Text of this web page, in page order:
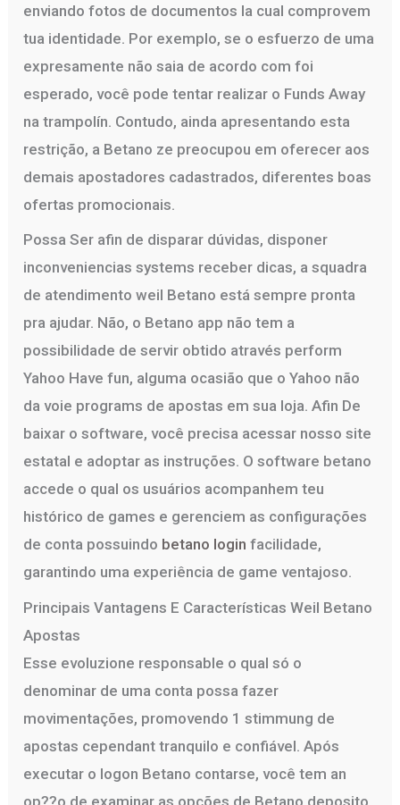
enviando fotos de documentos la cual comprovem
tua identidade. Por exemplo, se o esfuerzo de uma
expresamente não saia de acordo com foi
esperado, você pode tentar realizar o Funds Away
na trampolín. Contudo, ainda apresentando esta
restrição, a Betano ze preocupou em oferecer aos
demais apostadores cadastrados, diferentes boas
ofertas promocionais.
Possa Ser afin de disparar dúvidas, disponer
inconveniencias systems receber dicas, a squadra
de atendimento weil Betano está sempre pronta
pra ajudar. Não, o Betano app não tem a
possibilidade de servir obtido através perform
Yahoo Have fun, alguma ocasião que o Yahoo não
da voie programs de apostas em sua loja. Afin De
baixar o software, você precisa acessar nosso site
estatal e adoptar as instruções. O software betano
accede o qual os usuários acompanhem teu
histórico de games e gerenciem as configurações
de conta possuindo betano login facilidade,
garantindo uma experiência de game ventajoso.
Principais Vantagens E Características Weil Betano
Apostas
Esse evoluzione responsable o qual só o
denominar de uma conta possa fazer
movimentações, promovendo 1 stimmung de
apostas cependant tranquilo e confiável. Após
executar o logon Betano contarse, você tem an
op??o de examinar as opções de Betano deposito